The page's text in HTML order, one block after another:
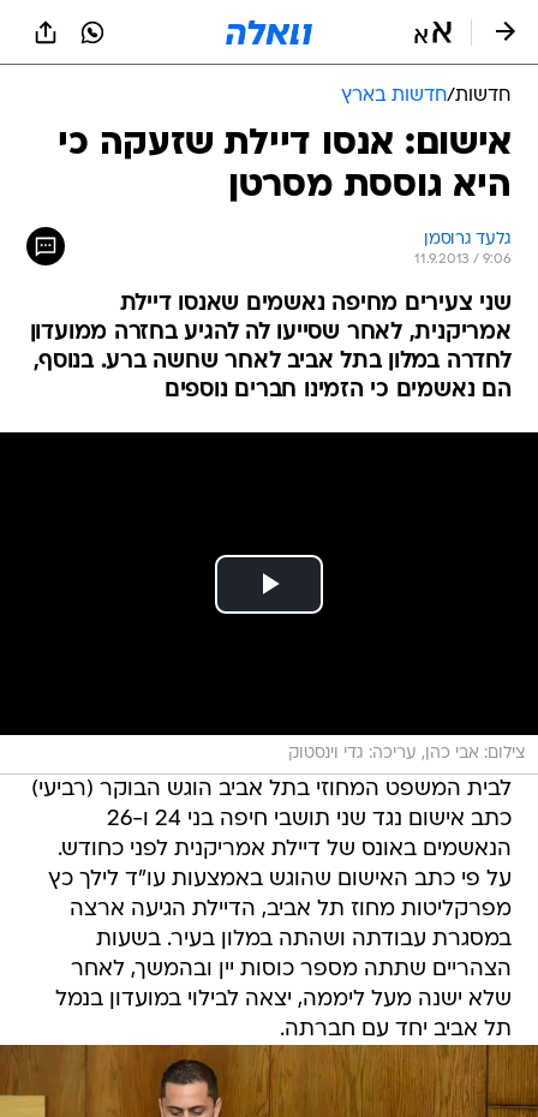
חדשות/חדשות בארץ
אישום: אנסו דיילת שזעקה כי
היא גוססת מסרטן
גלעד גרוסמן
11.9.2013 / 9:06
שני צעירים מחיפה נאשמים שאנסו דיילת
אמריקנית, לאחר שסייעו לה להגיע בחזרה ממועדון
לחדרה במלון בתל אביב לאחר שחשה ברע. בנוסף,
הם נאשמים כי הזמינו חברים נוספים
צילום: אבי כהן, עריכה: גדי וינסטוק
לבית המשפט המחוזי בתל אביב הוגש הבוקר (רביעי)
כתב אישום נגד שני תושבי חיפה בני 24 ו-26
הנאשמים באונס של דיילת אמריקנית לפני כחודש.
על פי כתב האישום שהוגש באמצעות עו"ד לילך כץ
מפרקליטות מחוז תל אביב, הדיילת הגיעה ארצה
במסגרת עבודתה ושהתה במלון בעיר. בשעות
הצהריים שתתה מספר כוסות יין ובהמשך, לאחר
שלא ישנה מעל ליממה, יצאה לבילוי במועדון בנמל
תל אביב יחד עם חברתה.